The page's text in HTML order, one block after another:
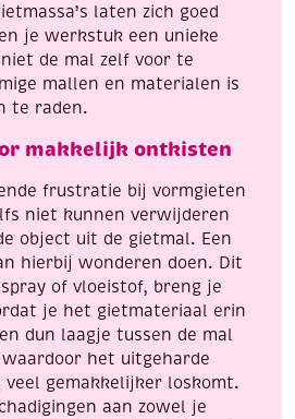
laten zich goed
je werkstuk een unieke
de mal zelf voor te
mallen en materialen is
te raden.
makkelijk ontkisten
frustratie bij vormgieten
niet kunnen verwijderen
object uit de gietmal. Een
hierbij wonderen doen. Dit
of vloeistof, breng je
je het gietmateriaal erin
dun laagje tussen de mal
het uitgeharde
veel gemakkelijker loskomt.
aan zowel je